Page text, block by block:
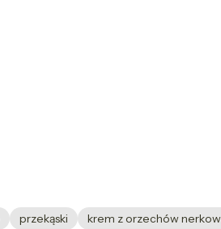
przekąski krem z orzechów